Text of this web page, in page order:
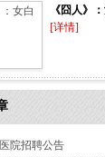
《囧人》
[详情]
院招聘公告